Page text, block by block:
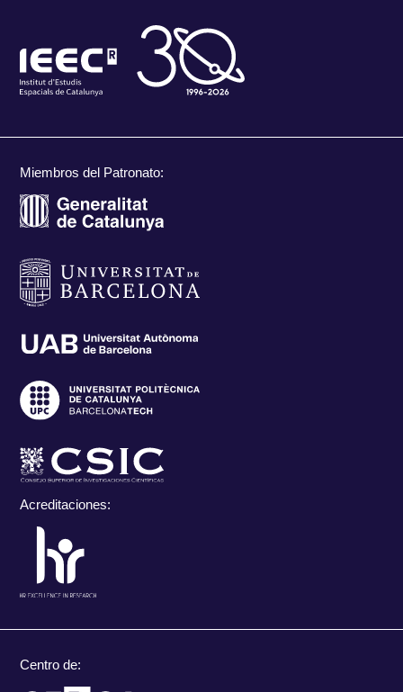
Miembros del Patronato:
Acreditaciones:
Centro de: